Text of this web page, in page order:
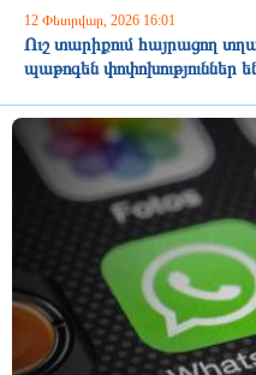
12 Փետրվար, 2026 16:01
Ուշ տարիքում հայրացող
պաթոգեն փոփոխություններ